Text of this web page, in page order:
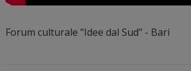
Forum culturale "Idee dal Sud" - Bari